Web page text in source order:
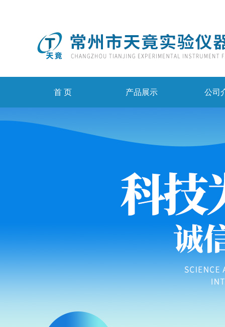
首 页 产品展示 公司